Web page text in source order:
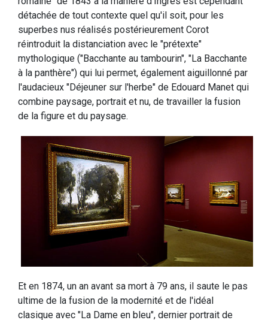
détachée de tout contexte quel qu'il soit, pour les
superbes nus réalisés postérieurement Corot
réintroduit la distanciation avec le "prétexte"
mythologique ("Bacchante au tambourin", "La Bacchante
à la panthère") qui lui permet, également aiguillonné par
l'audacieux "Déjeuner sur l'herbe" de Edouard Manet qui
combine paysage, portrait et nu, de travailler la fusion
de la figure et du paysage.
Et en 1874, un an avant sa mort à 79 ans, il saute le pas
ultime de la fusion de la modernité et de l'idéal
clasique avec "La Dame en bleu", dernier portrait de